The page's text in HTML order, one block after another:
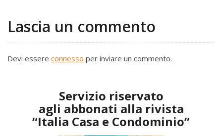
Lascia un commento
Devi essere connesso per inviare un commento.
Servizio riservato
agli abbonati alla rivista
“Italia Casa e Condominio”